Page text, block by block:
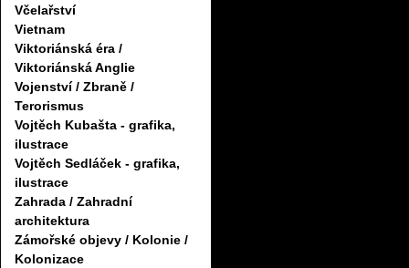
Včelařství
Vietnam
Viktoriánská éra /
Viktoriánská Anglie
Vojenství / Zbraně /
Terorismus
Vojtěch Kubašta - grafika,
ilustrace
Vojtěch Sedláček - grafika,
ilustrace
Zahrada / Zahradní
architektura
Zámořské objevy / Kolonie /
Kolonizace